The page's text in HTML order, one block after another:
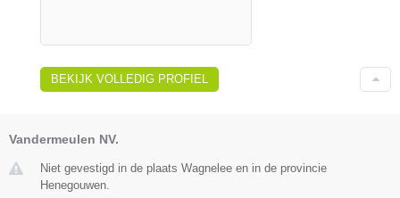
BEKIJK VOLLEDIG PROFIEL
Vandermeulen NV.
Niet gevestigd in de plaats Wagnelee en in de provincie
Henegouwen.